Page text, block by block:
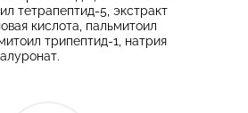
тетрапептид-5, экстракт
кислота, пальмитоил
трипептид-1, натрия